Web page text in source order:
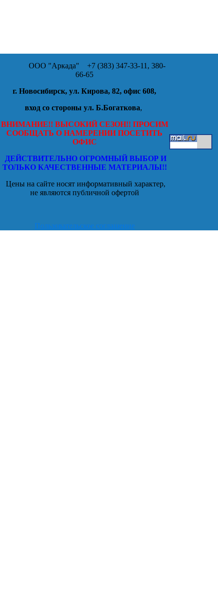
ООО "Аркада" +7 (383) 347-33-11, 380-
66-65
г. Новосибирск, ул. Кирова, 82, офис 608,
вход со стороны ул. Б.Богаткова,
ВНИМАНИЕ!! ВЫСОКИЙ СЕЗОН!! ПРОСИМ
СООБЩАТЬ О НАМЕРЕНИИ ПОСЕТИТЬ
ОФИС
ДЕЙСТВИТЕЛЬНО ОГРОМНЫЙ ВЫБОР И
ТОЛЬКО КАЧЕСТВЕННЫЕ МАТЕРИАЛЫ!!
Цены на сайте носят информативный характер,
не являются публичной офертой
Пользовательское соглашение